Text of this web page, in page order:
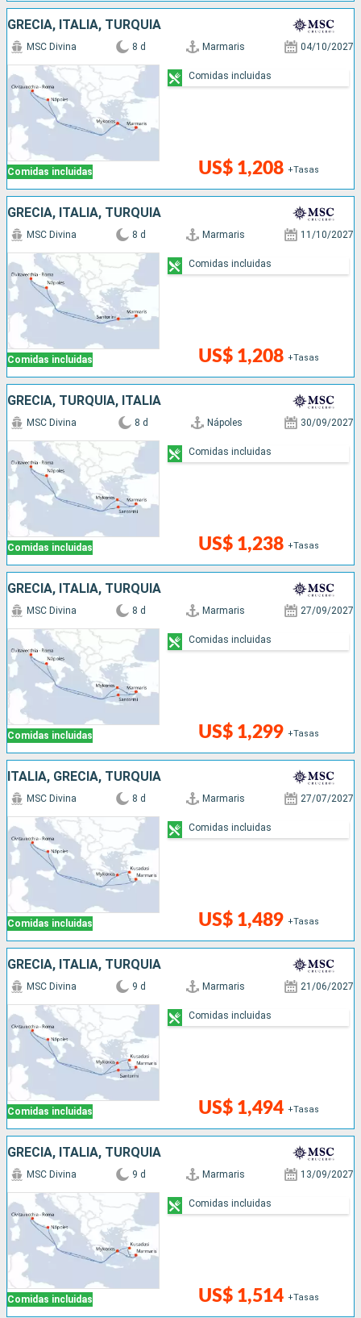
GRECIA, ITALIA, TURQUÍA
Comidas incluidas
MSC Divina 8 d Marmaris 04/10/2027
US$ 1,208 +Tasas
Comidas incluidas
GRECIA, ITALIA, TURQUÍA
Comidas incluidas
MSC Divina 8 d Marmaris 11/10/2027
US$ 1,208 +Tasas
Comidas incluidas
GRECIA, TURQUÍA, ITALIA
Comidas incluidas
MSC Divina 8 d Nápoles 30/09/2027
US$ 1,238 +Tasas
Comidas incluidas
GRECIA, ITALIA, TURQUÍA
Comidas incluidas
MSC Divina 8 d Marmaris 27/09/2027
US$ 1,299 +Tasas
Comidas incluidas
ITALIA, GRECIA, TURQUÍA
Comidas incluidas
MSC Divina 8 d Marmaris 27/07/2027
US$ 1,489 +Tasas
Comidas incluidas
GRECIA, ITALIA, TURQUÍA
Comidas incluidas
MSC Divina 9 d Marmaris 21/06/2027
US$ 1,494 +Tasas
Comidas incluidas
GRECIA, ITALIA, TURQUÍA
Comidas incluidas
MSC Divina 9 d Marmaris 13/09/2027
US$ 1,514 +Tasas
Comidas incluidas